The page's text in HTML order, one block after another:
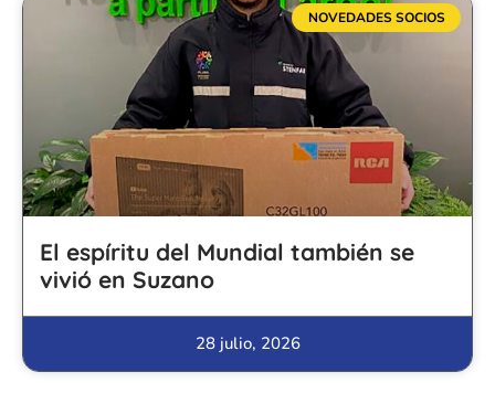
NOVEDADES SOCIOS
El espíritu del Mundial también se
vivió en Suzano
28 julio, 2026